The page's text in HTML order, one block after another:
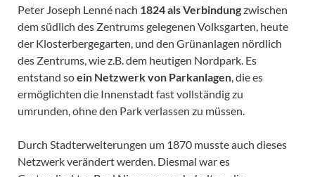
Peter Joseph Lenné nach 1824 als Verbindungzwischen
dem südlich des Zentrums gelegenen Volksgarten, heute
der Klosterbergegarten, und den Grünanlagen nördlich
des Zentrums, wie z.B. dem heutigen Nordpark. Es
entstand soein Netzwerk von Parkanlagen , die es
ermöglichten die Innenstadt fast vollständig zu
umrunden, ohne den Park verlassen zu müssen.
Durch Stadterweiterungen um 1870 musste auch dieses
Netzwerk verändert werden. Diesmal war es